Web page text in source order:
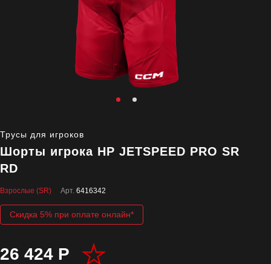
Трусы для игроков
Шорты игрока HP JETSPEED PRO SR
RD
Взрослые (SR) Арт. 6416342
Скидка 5% при оплате онлайн*
26 424 Р